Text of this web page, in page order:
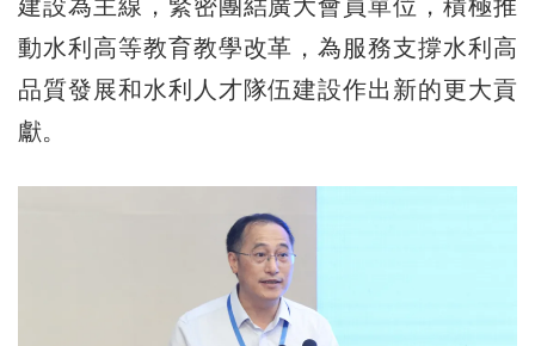
建設為主線，緊密團結廣大會員單位，積極推
動水利高等教育教學改革，為服務支撐水利高
品質發展和水利人才隊伍建設作出新的更大貢
獻。